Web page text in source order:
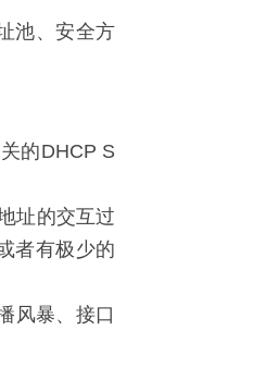
池、安全方
的DHCP S
址的交互过
者有极少的
风暴、接口